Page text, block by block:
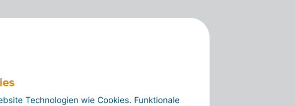
Technologien wie Cookies. Funktionale